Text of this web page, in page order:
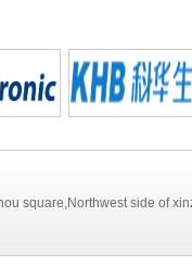
square,Northwest side of